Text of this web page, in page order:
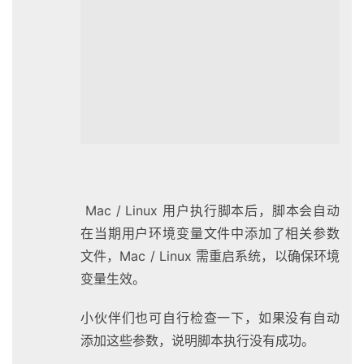
Mac / Linux 用户执行脚本后，脚本会自动
在当期用户环境变量文件中添加了相关参数
文件，Mac / Linux 需重启系统，以确保环境
变量生效。
小伙伴们也可自行检查一下，如果没有自动
添加这些参数，说明脚本执行没有成功。